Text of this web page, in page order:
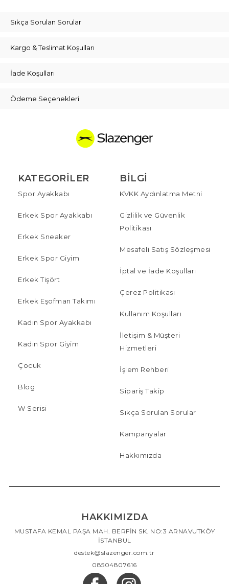
Sıkça Sorulan Sorular
Kargo & Teslimat Koşulları
İade Koşulları
Ödeme Seçenekleri
KATEGORILER
Spor Ayakkabı
Erkek Spor Ayakkabı
Erkek Sneaker
Erkek Spor Giyim
Erkek Tişört
Erkek Eşofman Takımı
Kadın Spor Ayakkabı
Kadın Spor Giyim
Çocuk
Blog
W Serisi
BILGI
KVKK Aydınlatma Metni
Gizlilik ve Güvenlik
Politikası
Mesafeli Satış Sözleşmesi
İptal ve İade Koşulları
Çerez Politikası
Kullanım Koşulları
İletişim & Müşteri
Hizmetleri
İşlem Rehberi
Sipariş Takip
Sıkça Sorulan Sorular
Kampanyalar
Hakkımızda
HAKKIMIZDA
MUSTAFA KEMAL PAŞA MAH. BERFİN SK. NO:3 ARNAVUTKÖY
İSTANBUL
destek@slazenger.com.tr
08504807616